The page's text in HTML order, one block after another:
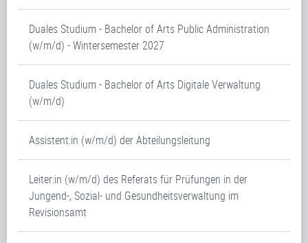
Duales Studium - Bachelor of Arts Public Administration
(w/m/d) - Wintersemester 2027
Duales Studium - Bachelor of Arts Digitale Verwaltung
(w/m/d)
Assistent:in (w/m/d) der Abteilungsleitung
Leiter:in (w/m/d) des Referats für Prüfungen in der
Jungend-, Sozial- und Gesundheitsverwaltung im
Revisionsamt